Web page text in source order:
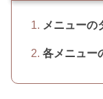
メニューの
各メニュー